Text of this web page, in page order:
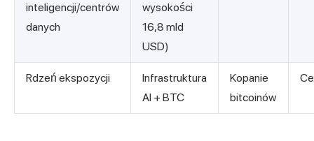
inteligencji/centrów
danych
wysokości
16,8 mld
USD)
Rdzeń ekspozycji
Infrastruktura
AI + BTC
Kopanie
bitcoinów